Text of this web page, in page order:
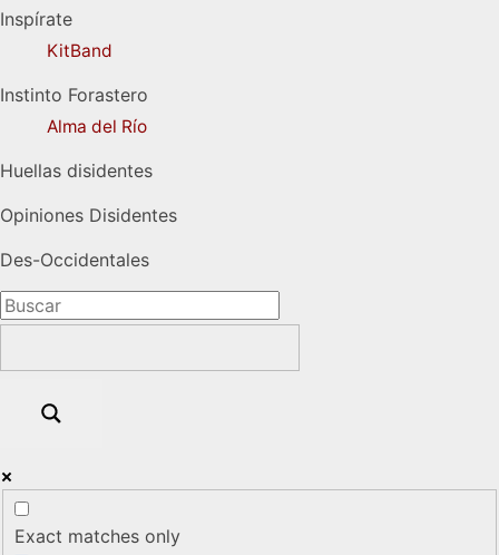
Inspírate
KitBand
Instinto Forastero
Alma del Río
Huellas disidentes
Opiniones Disidentes
Des-Occidentales
Exact matches only